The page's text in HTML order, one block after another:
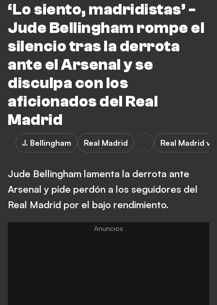
‘Lo siento, madridistas’ -
Jude Bellingham rompe el
silencio tras la derrota
ante el Arsenal y se
disculpa con los
aficionados del Real
Madrid
J. Bellingham Real Madrid Real Madrid
Jude Bellingham lamenta la derrota ante
Arsenal y pide perdón a los seguidores del
Real Madrid por el bajo rendimiento.